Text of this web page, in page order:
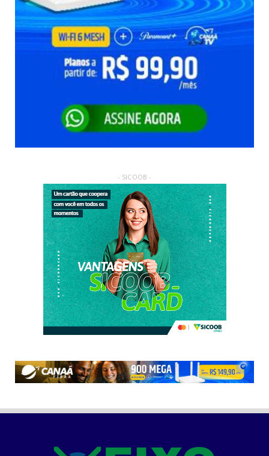
- SICOOB -